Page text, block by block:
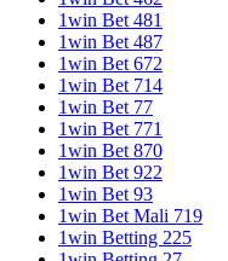
1win Bet 481
1win Bet 487
1win Bet 672
1win Bet 714
1win Bet 77
1win Bet 771
1win Bet 870
1win Bet 922
1win Bet 93
1win Bet Mali 719
1win Betting 225